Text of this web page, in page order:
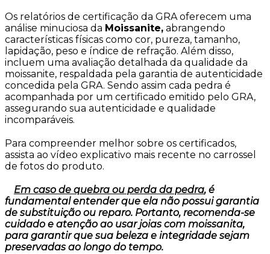
Os relatórios de certificação da GRA oferecem uma
análise minuciosa da Moissanite, abrangendo
características físicas como cor, pureza, tamanho,
lapidação, peso e índice de refração. Além disso,
incluem uma avaliação detalhada da qualidade da
moissanite, respaldada pela garantia de autenticidade
concedida pela GRA. Sendo assim cada pedra é
acompanhada por um certificado emitido pelo GRA,
assegurando sua autenticidade e qualidade
incomparáveis.
Para compreender melhor sobre os certificados,
assista ao vídeo explicativo mais recente no carrossel
de fotos do produto.
Em caso de quebra ou perda da pedra, é
fundamental entender que ela não possui garantia
de substituição ou reparo. Portanto, recomenda-se
cuidado e atenção ao usar joias com moissanita,
para garantir que sua beleza e integridade sejam
preservadas ao longo do tempo.